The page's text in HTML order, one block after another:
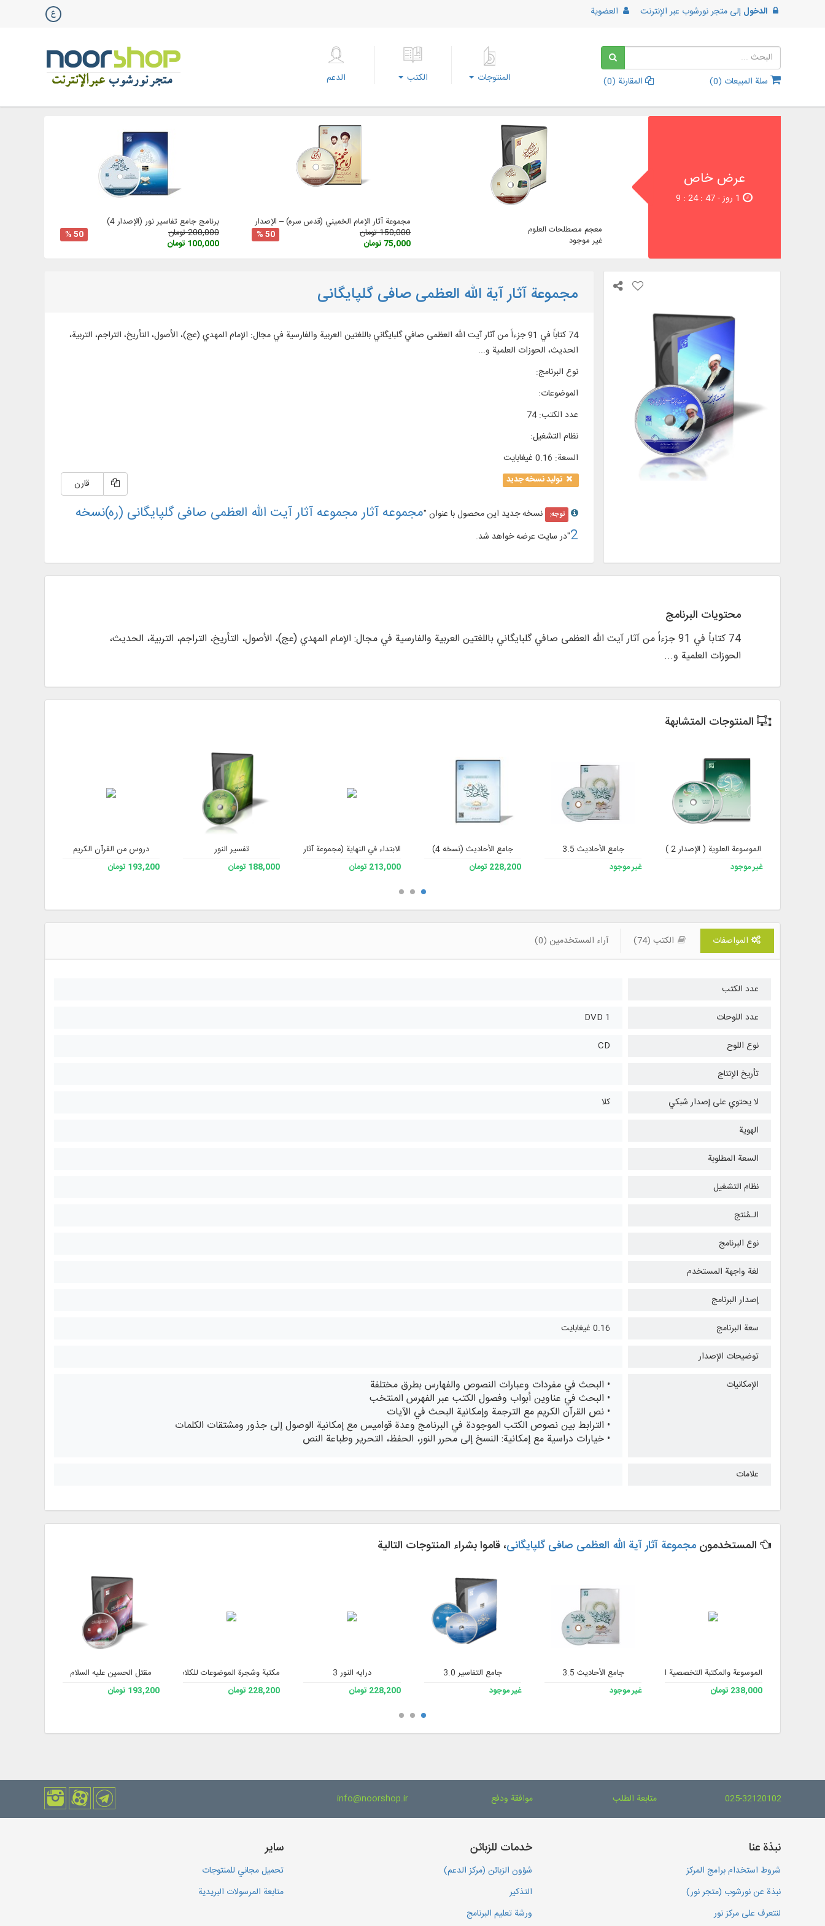
الدخول إلى متجر نورشوب عبر الإنترنت العضوية
سلة المبيعات (0
) المقارنة (0
) المنتوجات الكتب الدعم
عرض خاص
معجم مصطلحات العلوم
غير موجود
مجموعة آثار الإمام الخميني (قدس سره) – الإصدار 3
150,000 تومان
50 %
75,000 تومان
برنامج جامع تفاسير نور (الإصدار 4)
200,000 تومان
50 %
100,000 تومان
مجموعة آثار آیة الله العظمی صافی گلپایگانی
74 کتاباً في 91 جزءاً من آثار آیت الله العظمی صافي گلبایگاني باللغتين العربية والفارسية في مجال: الإمام المهدي (عج)، الأصول، التأریخ، التراجم، التربية،
الحدیث، الحوزات العلمية و...
نوع البرنامج:
الموضوعات:
عدد الكتب:
74
نظام التشغیل:
السعة: 0.16 غيغابايت
تولید نسخه جدید قارن
توجه: نسخه جدید این محصول با عنوان "مجموعه آثار مجموعه آثار آیت الله العظمی صافی گلپایگانی (ره)نسخه
2"در سایت عرضه خواهد شد.
محتويات البرنامج
74 کتاباً في 91 جزءاً من آثار آیت الله العظمی صافي گلبایگاني باللغتين العربية والفارسية في مجال: الإمام المهدي (عج)، الأصول، التأریخ، التراجم، التربية، الحدیث،
الحوزات العلمية و...
المنتوجات المتشابهة
الموسوعة العلوية ( الإصدار 2 )
غير موجود
جامع الأحاديث 3.5
غير موجود
جامع الأحادیث (نسخه 4)
228,200 تومان
الابتداء في النهاية (مجموعة آثار الأستاذ علي صفايي حائري - رحمه الله) - الإصدار 3
213,000 تومان
تفسیر النور
188,000 تومان
دروس من القرآن الكريم
193,200 تومان
المواصفات الكتب (74) آراء المستخدمين (0)
عدد الكتب
عدد اللوحات
1 DVD
نوع اللوح
CD
تأريخ الإنتاج
لا يحتوي على إصدار شبكي
كلا
الهوية
السعة المطلوبة
نظام التشغیل
الـمُنتج
نوع البرنامج
لغة واجهة المستخدم
إصدار البرنامج
سعة البرنامج
0.16 غيغابايت
توضيحات الإصدار
الإمكانيات
• البحث في مفردات وعبارات النصوص والفهارس بطرق مختلفة
• البحث في عناوين أبواب وفصول الكتب عبر الفهرس المنتخب
• نص القرآن الكريم مع الترجمة وإمكانية البحث في الآيات
• الترابط بين نصوص الكتب الموجودة في البرنامج وعدة قواميس مع إمكانية الوصول إلى جذور ومشتقات الكلمات
• خيارات دراسية مع إمكانية: النسخ إلى محرر النور، الحفظ، التحرير وطباعة النص
علامات
المستخدمونمجموعة آثار آیة الله العظمی صافی گلپایگانی، قاموا بشراء المنتوجات التالية
الموسوعة والمكتبة التخصصية الشاملة للفقه 3
238,000 تومان
جامع الأحاديث 3.5
غير موجود
جامع التفاسير 3.0
غير موجود
درایه النور 3
228,200 تومان
مكتبة وشجرة الموضوعات للكلام الإسلامي 2
228,200 تومان
مقتل الحسین علیه السلام
193,200 تومان
025-32120102 متابعة الطلب موافقة ودفع info@noorshop.ir
نبذة عنا
شروط استخدام برامج المركز
نبذة عن نورشوب (متجر نور)
لنتعرف على مركز نور
خدمات للزبائن
شؤون الزبائن (مركز الدعم)
التذكير
ورشة تعليم البرنامج
سایر
تحميل مجاني للمنتوجات
متابعة المرسولات البريدية